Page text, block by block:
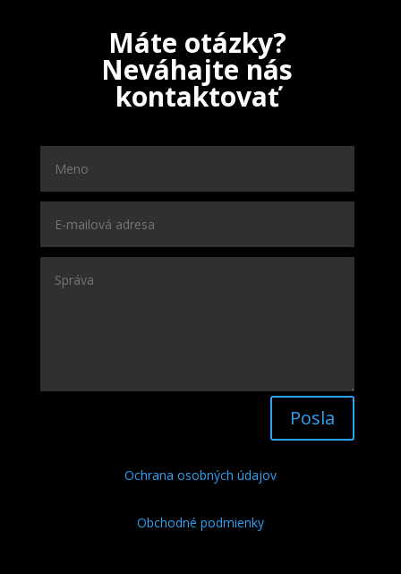
Máte otázky?
Neváhajte nás
kontaktovať
Posla
Ochrana osobných údajov
Obchodné podmienky